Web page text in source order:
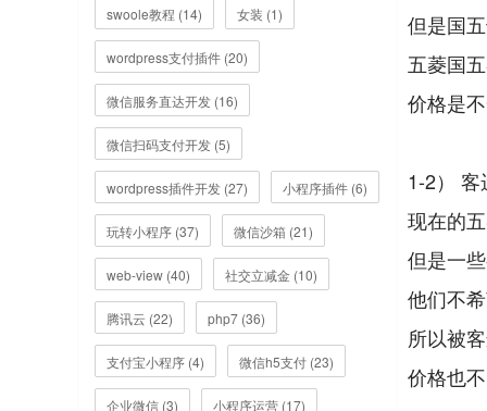
swoole教程 (14) 女装 (1)
wordpress支付插件 (20)
微信服务直达开发 (16)
微信扫码支付开发 (5)
wordpress插件开发 (27) 小程序插件 (6)
玩转小程序 (37) 微信沙箱 (21)
web-view (40) 社交立减金 (10)
腾讯云 (22) php7 (36)
支付宝小程序 (4) 微信h5支付 (23)
企业微信 (3) 小程序运营 (17)
但是国
五菱国
价格是
1-2）
现在的
但是一
他们不
所以被
价格也